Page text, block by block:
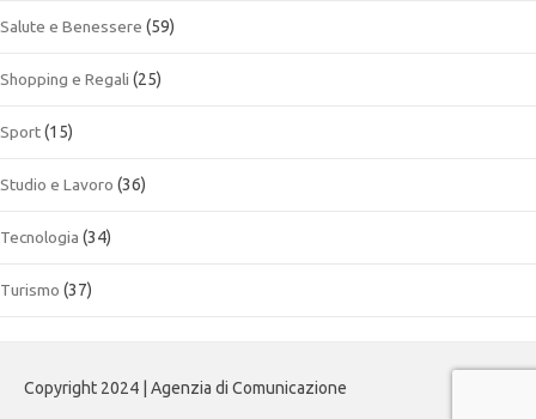
Salute e Benessere (59)
Shopping e Regali (25)
Sport(15)
Studio e Lavoro (36)
Tecnologia (34)
Turismo (37)
Copyright 2024 | Agenzia di Comunicazione